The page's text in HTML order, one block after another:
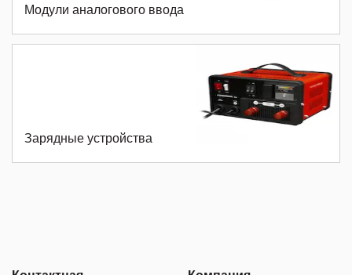
Модули аналогового ввода
Зарядные устройства